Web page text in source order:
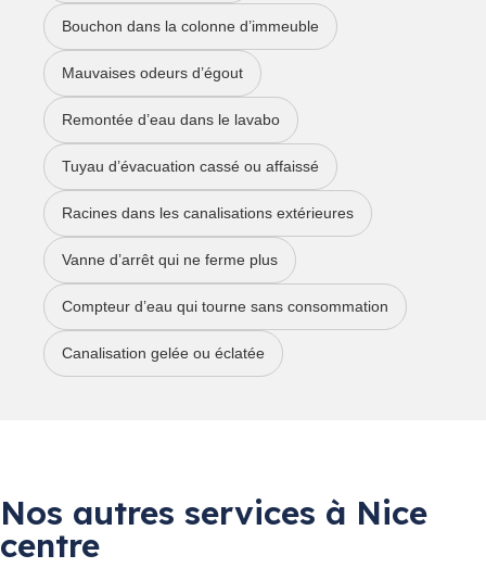
Bouchon dans la colonne d’immeuble
Mauvaises odeurs d’égout
Remontée d’eau dans le lavabo
Tuyau d’évacuation cassé ou affaissé
Racines dans les canalisations extérieures
Vanne d’arrêt qui ne ferme plus
Compteur d’eau qui tourne sans consommation
Canalisation gelée ou éclatée
Nos autres services à Nice
centre